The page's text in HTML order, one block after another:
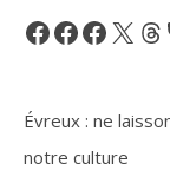
Facebook
Facebook
X
Évreux : ne
notre culture